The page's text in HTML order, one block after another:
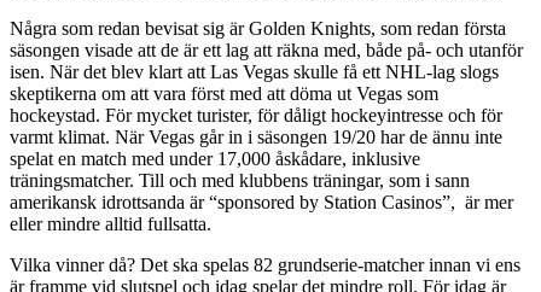
Några som redan bevisat sig är Golden Knights, som redan första
säsongen visade att de är ett lag att räkna med, både på- och utanför
isen. När det blev klart att Las Vegas skulle få ett NHL-lag slogs
skeptikerna om att vara först med att döma ut Vegas som
hockeystad. För mycket turister, för dåligt hockeyintresse och för
varmt klimat. När Vegas går in i säsongen 19/20 har de ännu inte
spelat en match med under 17,000 åskådare, inklusive
träningsmatcher. Till och med klubbens träningar, som i sann
amerikansk idrottsanda är “sponsored by Station Casinos”, är mer
eller mindre alltid fullsatta.
Vilka vinner då? Det ska spelas 82 grundserie-matcher innan vi ens
är framme vid slutspel och idag spelar det mindre roll. För idag är